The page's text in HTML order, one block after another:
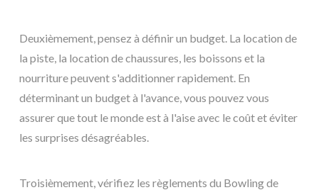
Deuxièmement, pensez à définir un budget. La location de
la piste, la location de chaussures, les boissons et la
nourriture peuvent s'additionner rapidement. En
déterminant un budget à l'avance, vous pouvez vous
assurer que tout le monde est à l'aise avec le coût et éviter
les surprises désagréables.
Troisièmement, vérifiez les règlements du Bowling de